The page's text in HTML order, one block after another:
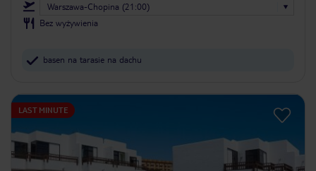
Warszawa-Chopina (21:00)
Bez wyżywienia
basen na tarasie na dachu
LAST MINUTE